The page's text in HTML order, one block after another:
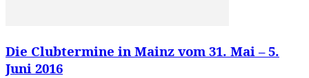
Die Clubtermine in Mainz vom 31. Mai – 5.
Juni 2016